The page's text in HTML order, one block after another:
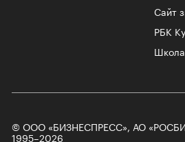
Сайт
РБК
© ООО «БИЗНЕСПРЕСС», АО
1995–2026